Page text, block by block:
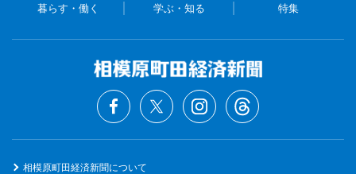
暮らす・働く 学ぶ・知る 特集
相模原町田経済新聞について